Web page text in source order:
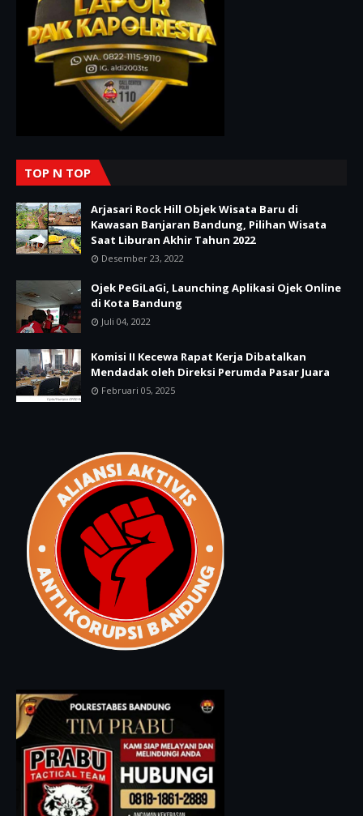
TOP N TOP
Arjasari Rock Hill Objek Wisata Baru di
Kawasan Banjaran Bandung, Pilihan Wisata
Saat Liburan Akhir Tahun 2022
Desember 23, 2022
Ojek PeGiLaGi, Launching Aplikasi Ojek Online
di Kota Bandung
Juli 04, 2022
Komisi II Kecewa Rapat Kerja Dibatalkan
Mendadak oleh Direksi Perumda Pasar Juara
Februari 05, 2025